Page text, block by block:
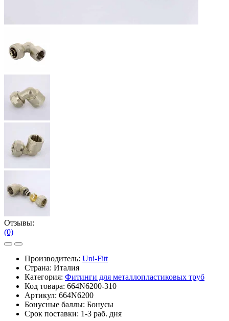
Отзывы:
(0)
Производитель: Uni-Fitt
Страна: Италия
Категория: Фитинги для металлопластиковых труб
Код товара: 664N6200-310
Артикул: 664N6200
Бонусные баллы: Бонусы
Срок поставки: 1-3 раб. дня